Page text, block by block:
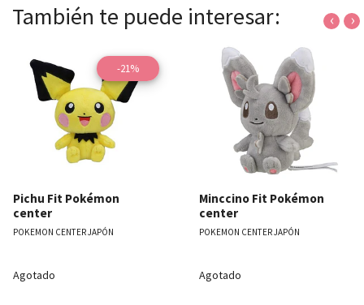
También te puede interesar:
-21%
Pichu Fit Pokémon
center
POKEMON CENTER JAPÓN
Agotado
Minccino Fit Pokémon
center
POKEMON CENTER JAPÓN
Agotado
‹ ›